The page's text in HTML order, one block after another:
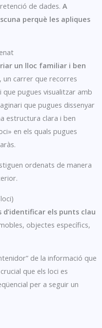
de dades. A
perquè les apliques
un lloc familiar i ben
un carrer que recorres
pugues visualitzar amb
que pugues dissenyar
estructura clara i ben
en els quals pugues
ordenats de manera
d’identificar els punts clau
objectes específics,
de la informació que
que els loci es
per a seguir un